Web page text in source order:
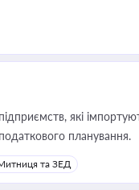
які
планування.
та ЗЕД